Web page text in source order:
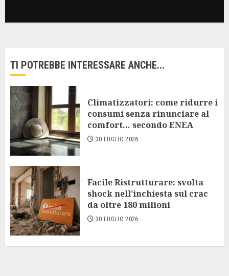
TI POTREBBE INTERESSARE ANCHE...
Climatizzatori: come ridurre i
consumi senza rinunciare al
comfort… secondo ENEA
30 LUGLIO 2026
Facile Ristrutturare: svolta
shock nell’inchiesta sul crac
da oltre 180 milioni
30 LUGLIO 2026